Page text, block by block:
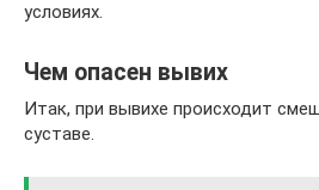
условиях.
Чем опасен вывих
Итак, при вывихе происходит
суставе.